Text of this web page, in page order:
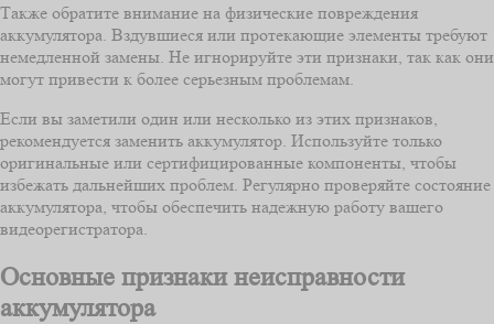
Также обратите внимание на физические повреждения
аккумулятора. Вздувшиеся или протекающие элементы требуют
немедленной замены. Не игнорируйте эти признаки, так как они
могут привести к более серьезным проблемам.
Если вы заметили один или несколько из этих признаков,
рекомендуется заменить аккумулятор. Используйте только
оригинальные или сертифицированные компоненты, чтобы
избежать дальнейших проблем. Регулярно проверяйте состояние
аккумулятора, чтобы обеспечить надежную работу вашего
видеорегистратора.
Основные признаки неисправности
аккумулятора